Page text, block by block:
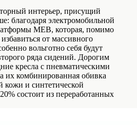
интерьер, присущий
благодаря электромобильной
MEB, которая, помимо
от массивного
вольготно себя будут
ряда сидений. Дорогим
кресла с пневматическими
их комбинированная обивка
кожи и синтетической
состоит из переработанных